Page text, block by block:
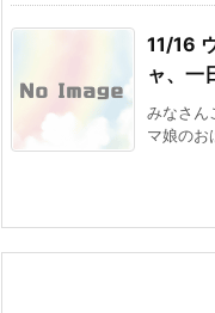
11/16
ャ、一
みなさん
マ娘のお